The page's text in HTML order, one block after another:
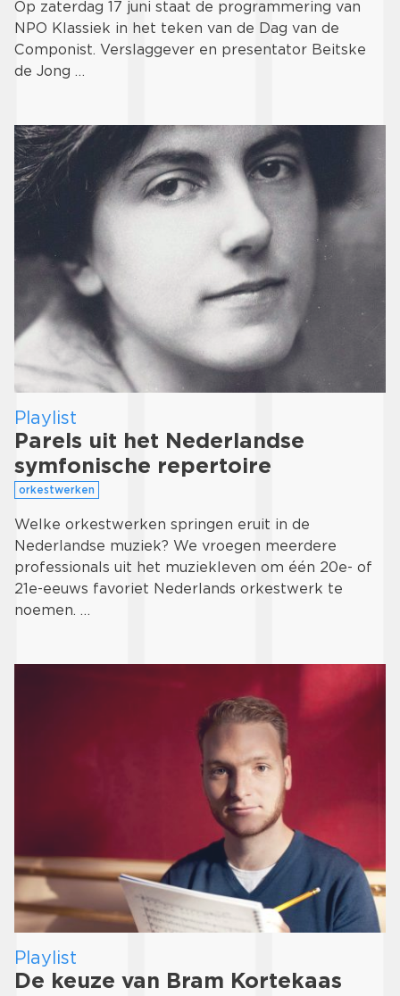
Op zaterdag 17 juni staat de programmering van
NPO Klassiek in het teken van de Dag van de
Componist. Verslaggever en presentator Beitske
de Jong …
Playlist
Parels uit het Nederlandse
symfonische repertoire
orkestwerken
Welke orkestwerken springen eruit in de
Nederlandse muziek? We vroegen meerdere
professionals uit het muziekleven om één 20e- of
21e-eeuws favoriet Nederlands orkestwerk te
noemen. …
Playlist
De keuze van Bram Kortekaas